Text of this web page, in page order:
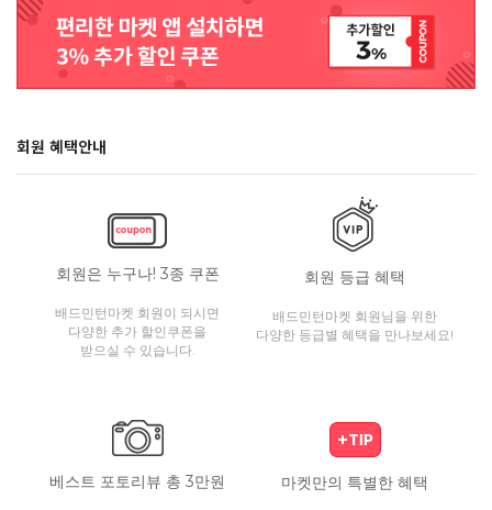
회원 혜택안내
회원은 누구나! 3종 쿠폰
배드민턴마켓 회원이 되시면
다양한 추가 할인쿠폰을
받으실 수 있습니다.
회원 등급 혜택
배드민턴마켓 회원님을 위한
다양한 등급별 혜택을 만나보세요!
베스트 포토리뷰 총 3만원 마켓만의 특별한 혜택